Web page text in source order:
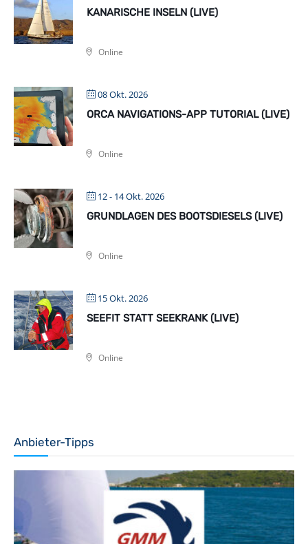
KANARISCHE INSELN (LIVE)
Online
08 Okt. 2026
ORCA NAVIGATIONS-APP TUTORIAL (LIVE)
Online
12 - 14 Okt. 2026
GRUNDLAGEN DES BOOTSDIESELS (LIVE)
Online
15 Okt. 2026
SEEFIT STATT SEEKRANK (LIVE)
Online
Anbieter-Tipps